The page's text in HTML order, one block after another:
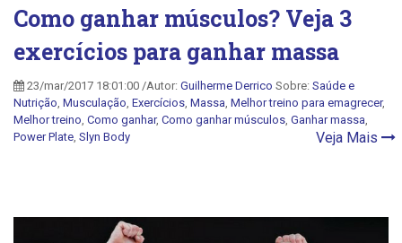
Como ganhar músculos? Veja 3
exercícios para ganhar massa
23/mar/2017 18:01:00 /Autor: Guilherme Derrico Sobre: Saúde e
Nutrição Musculação Exercícios Massa Melhor treino para emagrecer,
Melhor treino Como ganhar, Como ganhar músculos Ganhar massa
Power Plate Slyn Body Veja Mais